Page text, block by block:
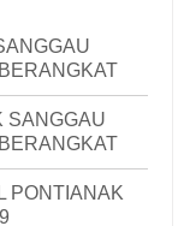
SANGGAU
PONTIANAK